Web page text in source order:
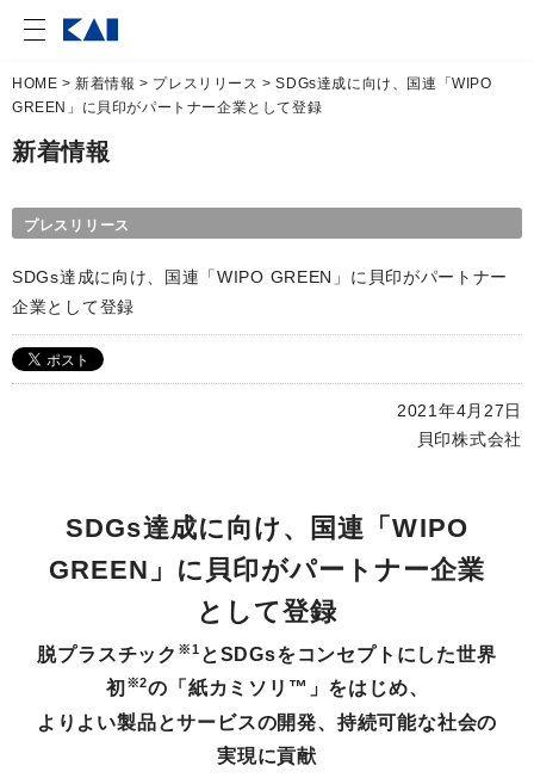
HOME >新着情報 > プレスリリース > SDGs達成に向け、国連「WIPO
GREEN」に貝印がパートナー企業として登録
新着情報
プレスリリース
SDGs達成に向け、国連「WIPO GREEN」に貝印がパートナー
企業として登録
2021年4月27日
貝印株式会社
SDGs達成に向け、国連「WIPO
GREEN」に貝印がパートナー企業
として登録
脱プラスチック ※1 とSDGsをコンセプトにした世界
初 ※2の「紙カミソリ™」をはじめ、
よりよい製品とサービスの開発、持続可能な社会の
実現に貢献